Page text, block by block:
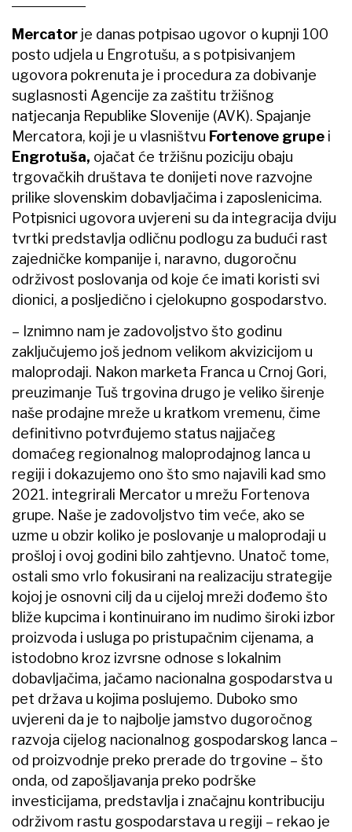
Mercator je danas potpisao ugovor o kupnji 100
posto udjela u Engrotušu, a s potpisivanjem
ugovora pokrenuta je i procedura za dobivanje
suglasnosti Agencije za zaštitu tržišnog
natjecanja Republike Slovenije (AVK). Spajanje
Mercatora, koji je u vlasništvu Fortenove grupe i
Engrotuša, ojačat će tržišnu poziciju obaju
trgovačkih društava te donijeti nove razvojne
prilike slovenskim dobavljačima i zaposlenicima.
Potpisnici ugovora uvjereni su da integracija dviju
tvrtki predstavlja odličnu podlogu za budući rast
zajedničke kompanije i, naravno, dugoročnu
održivost poslovanja od koje će imati koristi svi
dionici, a posljedično i cjelokupno gospodarstvo.
– Iznimno nam je zadovoljstvo što godinu
zaključujemo još jednom velikom akvizicijom u
maloprodaji. Nakon marketa Franca u Crnoj Gori,
preuzimanje Tuš trgovina drugo je veliko širenje
naše prodajne mreže u kratkom vremenu, čime
definitivno potvrđujemo status najjačeg
domaćeg regionalnog maloprodajnog lanca u
regiji i dokazujemo ono što smo najavili kad smo
2021. integrirali Mercator u mrežu Fortenova
grupe. Naše je zadovoljstvo tim veće, ako se
uzme u obzir koliko je poslovanje u maloprodaji u
prošloj i ovoj godini bilo zahtjevno. Unatoč tome,
ostali smo vrlo fokusirani na realizaciju strategije
kojoj je osnovni cilj da u cijeloj mreži dođemo što
bliže kupcima i kontinuirano im nudimo široki izbor
proizvoda i usluga po pristupačnim cijenama, a
istodobno kroz izvrsne odnose s lokalnim
dobavljačima, jačamo nacionalna gospodarstva u
pet država u kojima poslujemo. Duboko smo
uvjereni da je to najbolje jamstvo dugoročnog
razvoja cijelog nacionalnog gospodarskog lanca –
od proizvodnje preko prerade do trgovine – što
onda, od zapošljavanja preko podrške
investicijama, predstavlja i značajnu kontribuciju
održivom rastu gospodarstava u regiji – rekao je